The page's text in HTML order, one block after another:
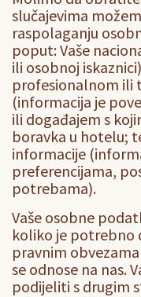
slučajevima
raspolaganju
poput: Vaše
ili osobnoj
profesionalnom ili
(informacija je
ili događajem s
boravka u hotelu;
informacije
preferencijama,
potrebama).
Vaše osobne
koliko je potrebno
pravnim
se odnose na nas.
podijeliti s drugim